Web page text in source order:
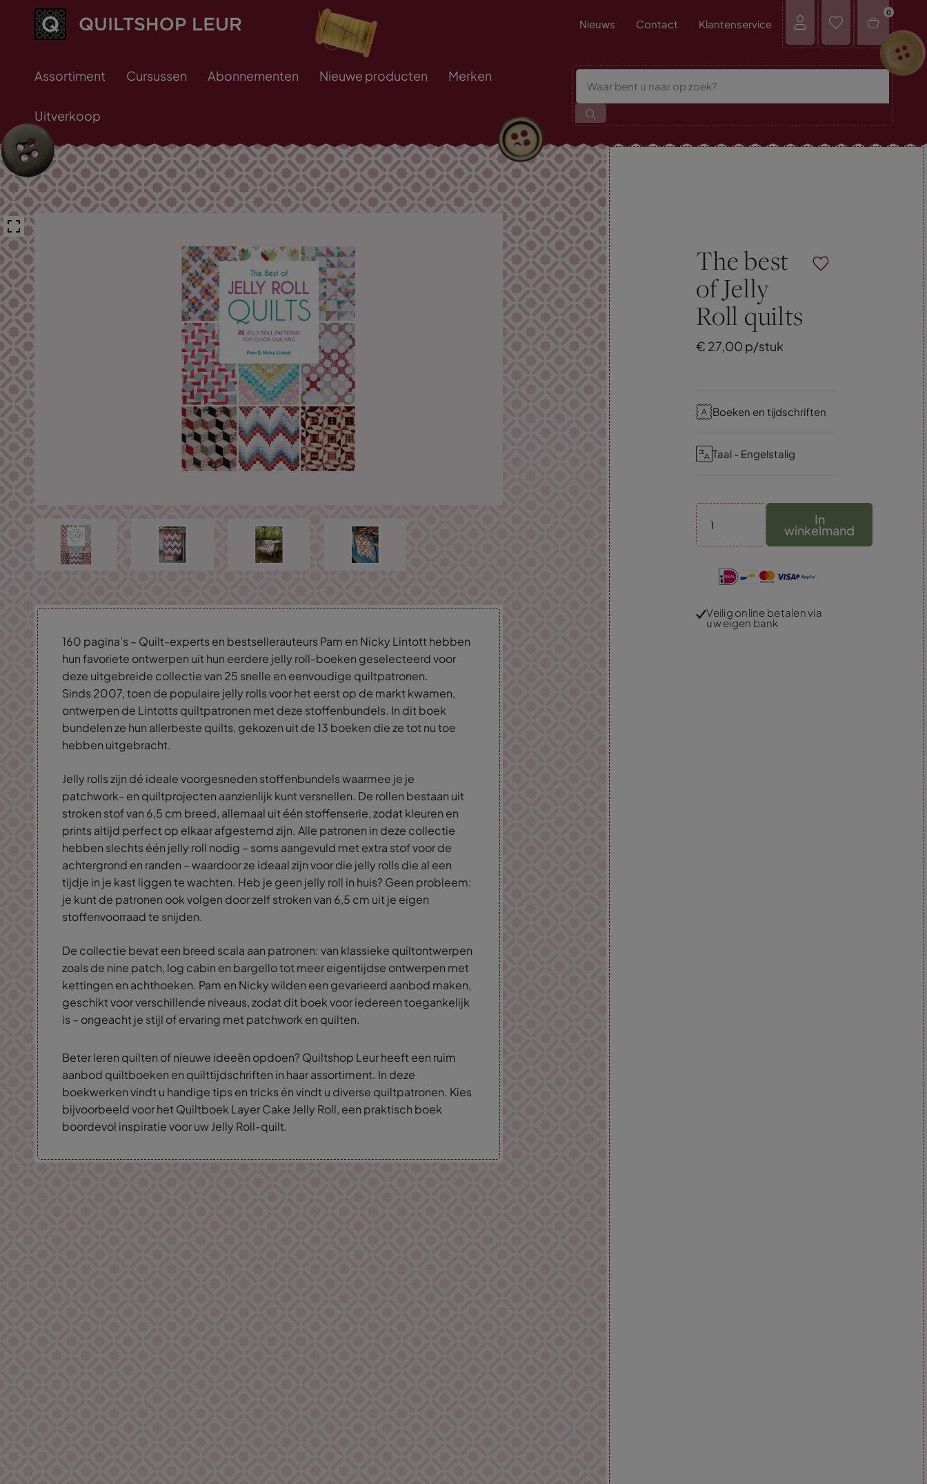
Nieuws Contact Klantenservice
0
Assortiment Cursussen Abonnementen Nieuwe producten Merken
Uitverkoop
160 pagina’s – Quilt-experts en bestsellerauteurs Pam en Nicky Lintott hebben
hun favoriete ontwerpen uit hun eerdere jelly roll-boeken geselecteerd voor
deze uitgebreide collectie van 25 snelle en eenvoudige quiltpatronen.
Sinds 2007, toen de populaire jelly rolls voor het eerst op de markt kwamen,
ontwerpen de Lintotts quiltpatronen met deze stoffenbundels. In dit boek
bundelen ze hun allerbeste quilts, gekozen uit de 13 boeken die ze tot nu toe
hebben uitgebracht.
Jelly rolls zijn dé ideale voorgesneden stoffenbundels waarmee je je
patchwork- en quiltprojecten aanzienlijk kunt versnellen. De rollen bestaan uit
stroken stof van 6,5 cm breed, allemaal uit één stoffenserie, zodat kleuren en
prints altijd perfect op elkaar afgestemd zijn. Alle patronen in deze collectie
hebben slechts één jelly roll nodig – soms aangevuld met extra stof voor de
achtergrond en randen – waardoor ze ideaal zijn voor die jelly rolls die al een
tijdje in je kast liggen te wachten. Heb je geen jelly roll in huis? Geen probleem:
je kunt de patronen ook volgen door zelf stroken van 6,5 cm uit je eigen
stoffenvoorraad te snijden.
De collectie bevat een breed scala aan patronen: van klassieke quiltontwerpen
zoals de nine patch, log cabin en bargello tot meer eigentijdse ontwerpen met
kettingen en achthoeken. Pam en Nicky wilden een gevarieerd aanbod maken,
geschikt voor verschillende niveaus, zodat dit boek voor iedereen toegankelijk
is – ongeacht je stijl of ervaring met patchwork en quilten.
Beter leren quilten of nieuwe ideeën opdoen? Quiltshop Leur heeft een ruim
aanbod quiltboeken en quilttijdschriften in haar assortiment. In deze
boekwerken vindt u handige tips en tricks én vindt u diverse quiltpatronen. Kies
bijvoorbeeld voor het Quiltboek Layer Cake Jelly Roll, een praktisch boek
boordevol inspiratie voor uw Jelly Roll-quilt.
The best
of Jelly
Roll quilts
€ 27,00 p/stuk
Boeken en tijdschriften
Taal - Engelstalig
In
winkelmand
Veilig online betalen via
uw eigen bank